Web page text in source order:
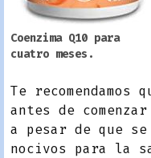
Coenzima Q10 para
cuatro meses.
Te
antes de
a pesar de que
nocivos para la